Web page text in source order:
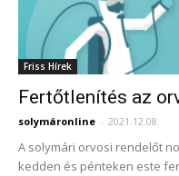
Friss Hírek
Fertőtlenítés az
solymáronline - 2021.12.08.
A solymári orvosi rendelőt
kedden és pénteken este